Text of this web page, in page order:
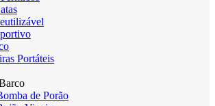
Portáteis
de Porão